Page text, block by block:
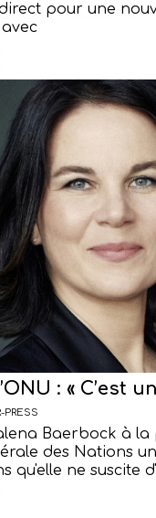
pour une
: « C’est
PRESS
Baerbock à la
des Nations
qu'elle ne suscite